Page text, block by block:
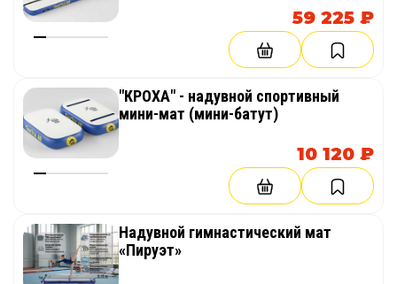
59 225 ₽
"КРОХА" - надувной спортивный
мини-мат (мини-батут)
10 120 ₽
Надувной гимнастический мат
«Пируэт»